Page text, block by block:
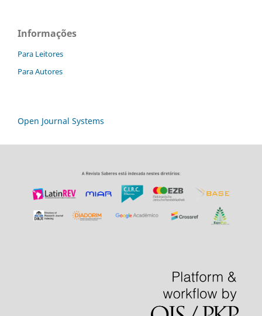
Informações
Para Leitores
Para Autores
Open Journal Systems